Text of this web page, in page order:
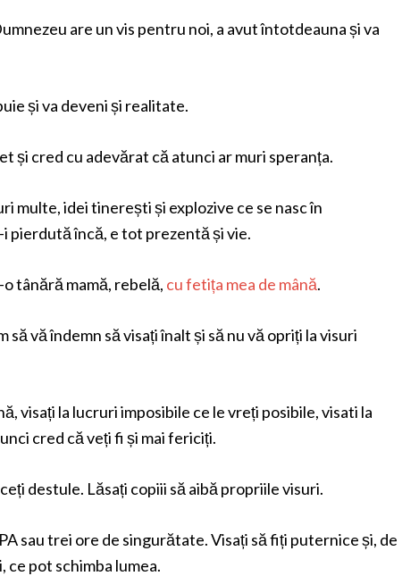
are un vis pentru noi, a avut întotdeauna și va
și va deveni și realitate.
și cred cu adevărat că atunci ar muri speranța.
multe, idei tinerești și explozive ce se nasc în
pierdută încă, e tot prezentă și vie.
tânără mamă, rebelă, cu fetița mea de mână.
să vă îndemn să visați înalt și să nu vă opriți la visuri
visați la lucruri imposibile ce le vreți posibile, visati la
cred că veți fi și mai fericiți.
destule. Lăsați copiii să aibă propriile visuri.
sau trei ore de singurătate. Visați să fiți puternice și, de
ce pot schimba lumea.